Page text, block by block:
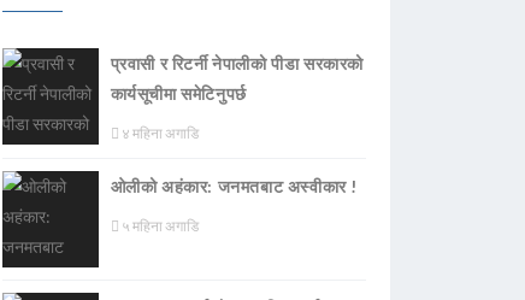
प्रवासी र रिटर्नी नेपालीको पीडा सरकारको
कार्यसूचीमा समेटिनुपर्छ
४ महिना अगाडि
ओलीको अहंकार: जनमतबाट अस्वीकार !
५ महिना अगाडि